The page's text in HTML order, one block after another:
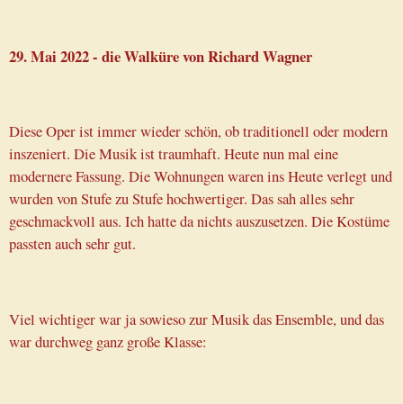
29. Mai 2022 - die Walküre von Richard Wagner
Diese Oper ist immer wieder schön, ob traditionell oder modern
inszeniert. Die Musik ist traumhaft. Heute nun mal eine
modernere Fassung. Die Wohnungen waren ins Heute verlegt und
wurden von Stufe zu Stufe hochwertiger. Das sah alles sehr
geschmackvoll aus. Ich hatte da nichts auszusetzen. Die Kostüme
passten auch sehr gut.
Viel wichtiger war ja sowieso zur Musik das Ensemble, und das
war durchweg ganz große Klasse: